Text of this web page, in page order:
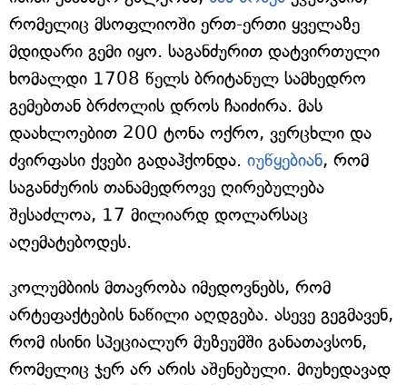
რომელიც მსოფლიოში ერთ-ერთი ყველაზე
მდიდარი გემი იყო. საგანძურით დატვირთული
ხომალდი 1708 წელს ბრიტანულ სამხედრო
გემებთან ბრძოლის დროს ჩაიძირა. მას
დაახლოებით 200 ტონა ოქრო, ვერცხლი და
ძვირფასი ქვები გადაჰქონდა. იუწყებიან, რომ
საგანძურის თანამედროვე ღირებულება
შესაძლოა, 17 მილიარდ დოლარსაც
აღემატებოდეს.
კოლუმბიის მთავრობა იმედოვნებს, რომ
არტეფაქტების ნაწილი აღდგება. ასევე გეგმავენ,
რომ ისინი სპეციალურ მუზეუმში განათავსონ,
რომელიც ჯერ არ არის აშენებული. მიუხედავად